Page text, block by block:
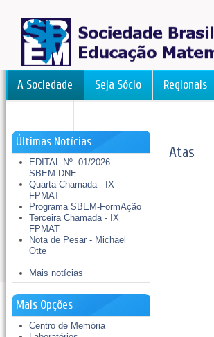
A Sociedade Seja Sócio Regionais
Últimas Notícias
EDITAL Nº. 01/2026 –
SBEM-DNE
Quarta Chamada - IX
FPMAT
Programa SBEM-FormAção
Terceira Chamada - IX
FPMAT
Nota de Pesar - Michael
Otte
Mais notícias
Mais Opções
Centro de Memória
Atas